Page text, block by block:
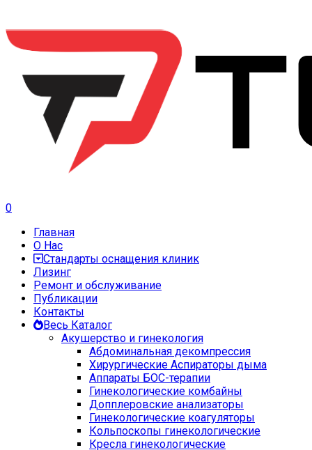
0
Главная
О Нас
Стандарты оснащения клиник
Лизинг
Ремонт и обслуживание
Публикации
Контакты
Весь Каталог
Акушерство и гинекология
Абдоминальная декомпрессия
Хирургические Аспираторы дыма
Аппараты БОС-терапии
Гинекологические комбайны
Допплеровские анализаторы
Гинекологические коагуляторы
Кольпоскопы гинекологические
Кресла гинекологические